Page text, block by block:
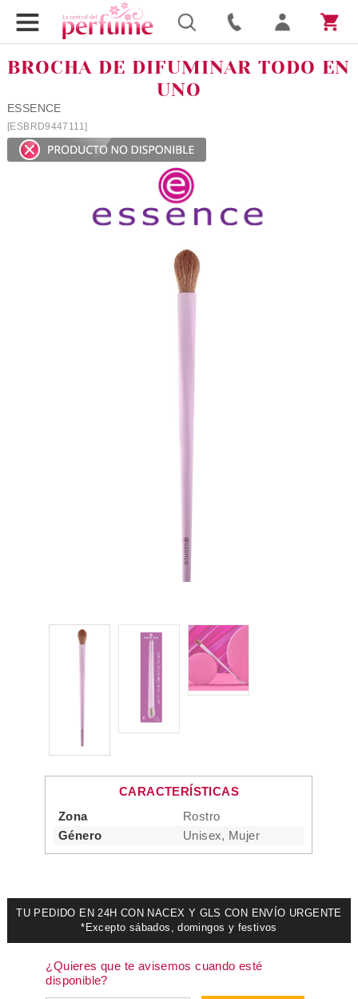
BROCHA DE DIFUMINAR TODO EN
UNO
ESSENCE
[ESBRD9447111]
CARACTERÍSTICAS
Zona
Rostro
Género
Unisex, Mujer
TU PEDIDO EN 24H CON NACEX Y GLS CON ENVÍO URGENTE
*Excepto sábados, domingos y festivos
¿Quieres que te avisemos cuando esté
disponible?